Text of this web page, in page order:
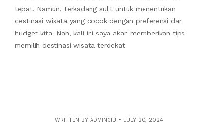
tepat. Namun, terkadang sulit untuk menentukan
destinasi wisata yang cocok dengan preferensi dan
budget kita. Nah, kali ini saya akan memberikan tips
memilih destinasi wisata terdekat
WRITTEN BY ADMINCIU JULY 20, 2024